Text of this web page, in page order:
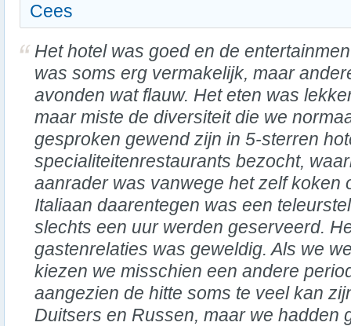
Cees
Het hotel was goed en de
was soms erg vermakelijk, maar
avonden wat flauw. Het eten was
maar miste de diversiteit die we
gesproken gewend zijn in 5-sterren
specialiteitenrestaurants bezocht,
aanrader was vanwege het zelf koken
Italiaan daarentegen was een
slechts een uur werden geserveerd.
gastenrelaties was geweldig. Als we
kiezen we misschien een andere
aangezien de hitte soms te veel kan
Duitsers en Russen, maar we hadden